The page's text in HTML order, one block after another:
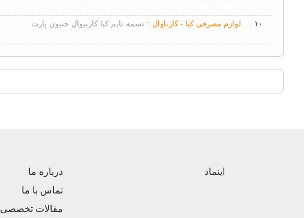
۱۰ . لوازم مصرفی کیا - کارناوال : تسمه تایم کیا کارنیوال جنیون پارت
اینماد
درباره ما
تماس با ما
مقالات تخصصی